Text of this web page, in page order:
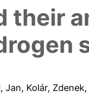
their
Jan, Kolár, Zdenek,